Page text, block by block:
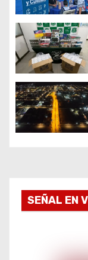
ó
n
d
e
e
r
a
SEÑAL EN